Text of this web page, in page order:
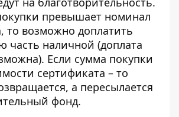
превышает номинал
то возможно доплатить
часть наличной (доплата
Если сумма покупки
сертификата – то
а пересылается
фонд.